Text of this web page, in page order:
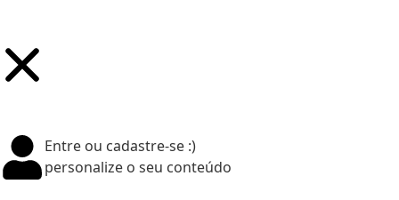
Entre ou cadastre-se :)
personalize o seu conteúdo